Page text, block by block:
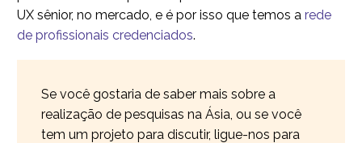
UX sênior, no mercado, e é por isso que temos a rede
de profissionais credenciados.
Se você gostaria de saber mais sobre a
realização de pesquisas na Ásia, ou se você
tem um projeto para discutir, ligue-nos para